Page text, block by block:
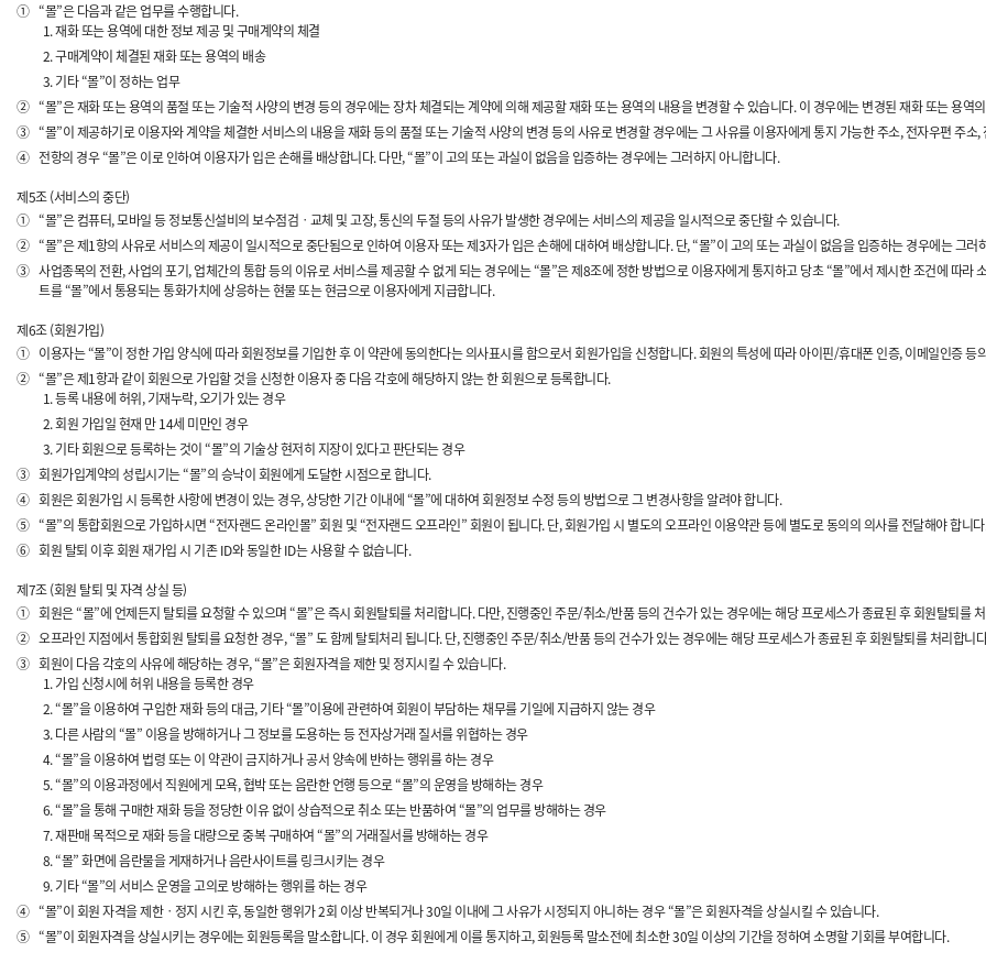
① “몰”은 다음과 같은 업무를 수행합니다.
재화 또는 용역에 대한 정보 제공 및 구매계약의 체결
구매계약이 체결된 재화 또는 용역의 배송
기타 “몰”이 정하는 업무
② “몰”은 재화 또는 용역의 품절 또는 기술적 사양의 변경 등의 경우에는 장차 체결되는 계약에 의해 제공할 재화 또는 용역의 내용을 변경할 수 있습니다. 이 경우에는 변경된 재화 또는 용
③ “몰”이 제공하기로 이용자와 계약을 체결한 서비스의 내용을 재화 등의 품절 또는 기술적 사양의 변경 등의 사유로 변경할 경우에는 그 사유를 이용자에게 통지 가능한 주소, 전자우편 주소
④ 전항의 경우 “몰”은 이로 인하여 이용자가 입은 손해를 배상합니다. 다만, “몰”이 고의 또는 과실이 없음을 입증하는 경우에는 그러하지 아니합니다.
제5조 (서비스의 중단)
① “몰”은 컴퓨터, 모바일 등 정보통신설비의 보수점검ㆍ교체 및 고장, 통신의 두절 등의 사유가 발생한 경우에는 서비스의 제공을 일시적으로 중단할 수 있습니다.
② “몰”은 제1항의 사유로 서비스의 제공이 일시적으로 중단됨으로 인하여 이용자 또는 제3자가 입은 손해에 대하여 배상합니다. 단, “몰”이 고의 또는 과실이 없음을 입증하는 경우에는 그러
③ 사업종목의 전환, 사업의 포기, 업체간의 통합 등의 이유로 서비스를 제공할 수 없게 되는 경우에는 “몰”은 제8조에 정한 방법으로 이용자에게 통지하고 당초 “몰”에서 제시한 조건에 따
트를 “몰”에서 통용되는 통화가치에 상응하는 현물 또는 현금으로 이용자에게 지급합니다.
제6조 (회원가입)
① 이용자는 “몰”이 정한 가입 양식에 따라 회원정보를 기입한 후 이 약관에 동의한다는 의사표시를 함으로서 회원가입을 신청합니다. 회원의 특성에 따라 아이핀/휴대폰 인증, 이메일인증 등
② “몰”은 제1항과 같이 회원으로 가입할 것을 신청한 이용자 중 다음 각호에 해당하지 않는 한 회원으로 등록합니다.
등록 내용에 허위, 기재누락, 오기가 있는 경우
회원 가입일 현재 만 14세 미만인 경우
기타 회원으로 등록하는 것이 “몰”의 기술상 현저히 지장이 있다고 판단되는 경우
③ 회원가입계약의 성립시기는 “몰”의 승낙이 회원에게 도달한 시점으로 합니다.
④ 회원은 회원가입 시 등록한 사항에 변경이 있는 경우, 상당한 기간 이내에 “몰”에 대하여 회원정보 수정 등의 방법으로 그 변경사항을 알려야 합니다.
⑤ “몰”의 통합회원으로 가입하시면 “전자랜드 온라인몰” 회원 및 “전자랜드 오프라인” 회원이 됩니다. 단, 회원가입 시 별도의 오프라인 이용약관 등에 별도로 동의의 의사를 전달해야 합니다.
⑥ 회원 탈퇴 이후 회원 재가입 시 기존 ID와 동일한 ID는 사용할 수 없습니다.
제7조 (회원 탈퇴 및 자격 상실 등)
① 회원은 “몰”에 언제든지 탈퇴를 요청할 수 있으며 “몰”은 즉시 회원탈퇴를 처리합니다. 다만, 진행중인 주문/취소/반품 등의 건수가 있는 경우에는 해당 프로세스가 종료된 후 회원탈퇴를
② 오프라인 지점에서 통합회원 탈퇴를 요청한 경우, “몰” 도 함께 탈퇴처리 됩니다. 단, 진행중인 주문/취소/반품 등의 건수가 있는 경우에는 해당 프로세스가 종료된 후 회원탈퇴를 처리합니
③ 회원이 다음 각호의 사유에 해당하는 경우, “몰”은 회원자격을 제한 및 정지시킬 수 있습니다.
가입 신청시에 허위 내용을 등록한 경우
“몰”을 이용하여 구입한 재화 등의 대금, 기타 “몰”이용에 관련하여 회원이 부담하는 채무를 기일에 지급하지 않는 경우
다른 사람의 “몰” 이용을 방해하거나 그 정보를 도용하는 등 전자상거래 질서를 위협하는 경우
“몰”을 이용하여 법령 또는 이 약관이 금지하거나 공서 양속에 반하는 행위를 하는 경우
“몰”의 이용과정에서 직원에게 모욕, 협박 또는 음란한 언행 등으로 “몰”의 운영을 방해하는 경우
“몰”을 통해 구매한 재화 등을 정당한 이유 없이 상습적으로 취소 또는 반품하여 “몰”의 업무를 방해하는 경우
재판매 목적으로 재화 등을 대량으로 중복 구매하여 “몰”의 거래질서를 방해하는 경우
“몰” 화면에 음란물을 게재하거나 음란사이트를 링크시키는 경우
기타 “몰”의 서비스 운영을 고의로 방해하는 행위를 하는 경우
④ “몰”이 회원 자격을 제한ㆍ정지 시킨 후, 동일한 행위가 2회 이상 반복되거나 30일 이내에 그 사유가 시정되지 아니하는 경우 “몰”은 회원자격을 상실시킬 수 있습니다.
⑤ “몰”이 회원자격을 상실시키는 경우에는 회원등록을 말소합니다. 이 경우 회원에게 이를 통지하고, 회원등록 말소전에 최소한 30일 이상의 기간을 정하여 소명할 기회를 부여합니다.